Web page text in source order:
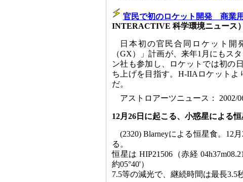
官民で初のロケット開発 商業
INTERACTIVE 科学環境ニュース）
日本初の官民合同ロケット開
（GX）」計画が、来年1月にもス
ン社も参加し、ロケットでは初の
ち上げを目指す。H-IIAロケット
だ。
アストロアーツニュース： 2002/
12月26日に起こる、小惑星による
(2320) Blarneyによる恒星食。12
る。
恒星は HIP21506（赤経
約05°40'）
7.5等の減光で、継続時間は最長3.5